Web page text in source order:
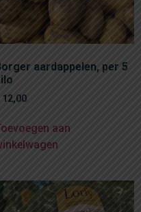
aardappelen, per 5
12,00
aan